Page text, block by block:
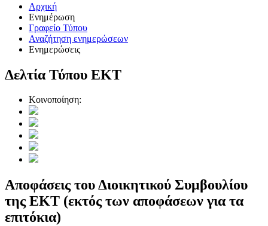
Αρχική
Ενημέρωση
Γραφείο Τύπου
Αναζήτηση ενημερώσεων
Ενημερώσεις
Δελτία Τύπου ΕΚΤ
Κοινοποίηση:
Αποφάσεις του Διοικητικού Συμβουλίου
της ΕΚΤ (εκτός των αποφάσεων για τα
επιτόκια)